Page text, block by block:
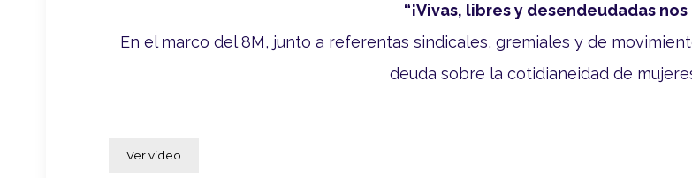
“¡Vivas, libres y desendeudadas
En el marco del 8M, junto a referentas sindicales, gremiales y de
deuda sobre la cotidianeidad de
Ver video